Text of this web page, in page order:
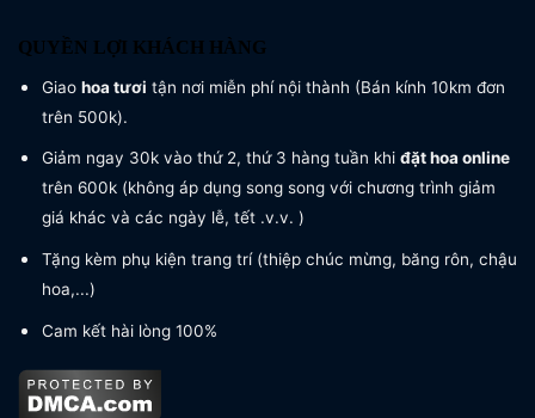
QUYỀN LỢI KHÁCH HÀNG
Giao hoa tươi tận nơi miễn phí nội thành (Bán kính 10km đơn
trên 500k).
Giảm ngay 30k vào thứ 2, thứ 3 hàng tuần khi đặt hoa online
trên 600k (không áp dụng song song với chương trình giảm
giá khác và các ngày lễ, tết .v.v. )
Tặng kèm phụ kiện trang trí (thiệp chúc mừng, băng rôn, chậu
hoa,...)
Cam kết hài lòng 100%